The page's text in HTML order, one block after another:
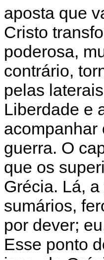
aposta que
Cristo
poderosa,
contrário,
pelas
Liberdade e
acompanhar
guerra. O
que os
Grécia. Lá,
sumários,
por dever;
Esse ponto